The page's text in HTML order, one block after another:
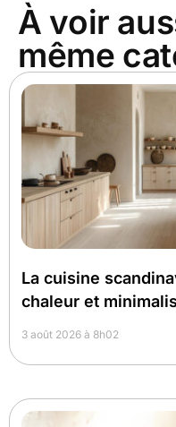
À voir
même
La cuisine
chaleur et
3 août 2026 à 8h02